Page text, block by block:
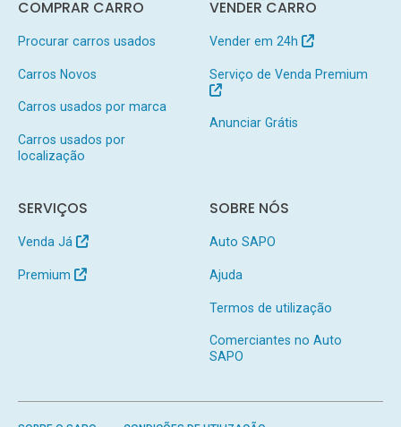
COMPRAR CARRO
Procurar carros usados
Carros Novos
Carros usados por marca
Carros usados por
localização
VENDER CARRO
Vender em 24h
Serviço de Venda Premium
Anunciar Grátis
SERVIÇOS
Venda Já
Premium
SOBRE NÓS
Auto SAPO
Ajuda
Termos de utilização
Comerciantes no Auto
SAPO